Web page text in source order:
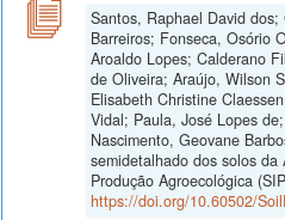
Santos, Raphael David
Barreiros; Fonseca, Osório
Aroaldo Lopes; Calderano
de Oliveira; Araújo, Wilson
Elisabeth Christine
Vidal; Paula, José Lopes
Nascimento, Geovane
semidetalhado dos solos
Produção Agroecológica
https://doi.org/10.60502/